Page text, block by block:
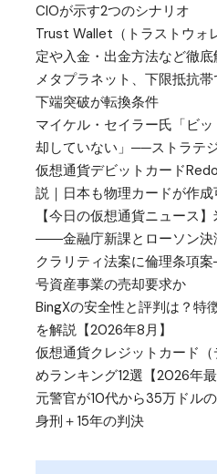
CIOが示す2つのシナリオ
Trust Wallet（トラストウォ
定や入金・出金方法など徹底
メタプラネット、下限抵抗
下端突破が転換条件
マイケル・セイラー氏「ビ
却していない」──ストラテ
仮想通貨デビットカード
説｜日本も物理カードが作成
【今日の仮想通貨ニュース
――金融庁新課とローソン決
クラリティ法案に倫理条項
号資産事業の売却要求か
BingXの安全性と評判は？特
を解説【2026年8月】
仮想通貨クレジットカード
めランキング12選【2026年最
元警官が10代から35万ドル
身刑＋15年の判決